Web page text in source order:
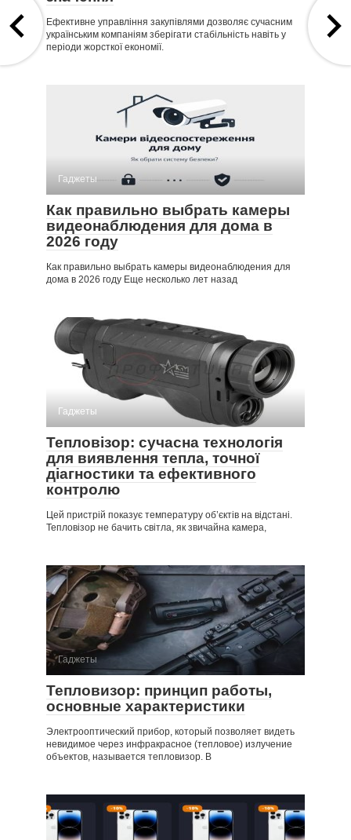
Ефективне управління закупівлями дозволяє сучасним
українським компаніям зберігати стабільність навіть у
періоди жорсткої економії.
Гаджеты
Как правильно выбрать камеры
видеонаблюдения для дома в
2026 году
Как правильно выбрать камеры видеонаблюдения для
дома в 2026 году Еще несколько лет назад
Гаджеты
Тепловізор: сучасна технологія
для виявлення тепла, точної
діагностики та ефективного
контролю
Цей пристрій показує температуру об’єктів на відстані.
Тепловізор не бачить світла, як звичайна камера,
Гаджеты
Тепловизор: принцип работы,
основные характеристики
Электрооптический прибор, который позволяет видеть
невидимое через инфракрасное (тепловое) излучение
объектов, называется тепловизор. В